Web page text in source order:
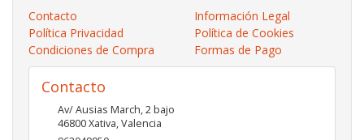
Contacto
Información Legal
Política Privacidad
Política de Cookies
Condiciones de Compra
Formas de Pago
Contacto
Av/ Ausias March, 2 bajo
46800Xativa,Valencia